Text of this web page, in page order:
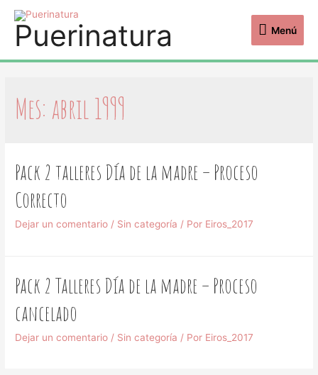
Puerinatura Menú
Mes: abril 1999
Pack 2 talleres Día de la madre – Proceso
Correcto
Dejar un comentario / Sin categoría / Por Eiros_2017
Pack 2 Talleres Día de la madre – Proceso
cancelado
Dejar un comentario / Sin categoría / Por Eiros_2017